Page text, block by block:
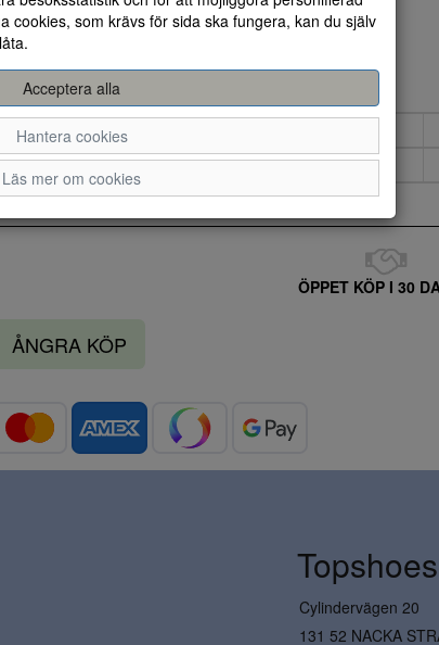
36
ÖPPET KÖP I 30
ÅNGRA KÖP
cookies, som krävs för sida ska fungera, kan du själv
Acceptera alla
Hantera cookies
Läs mer om cookies
Topshoes
Cylindervägen 20
131 52 NACKA